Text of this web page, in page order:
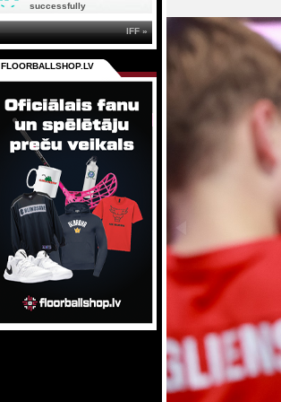
successfully
IFF »
FLOORBALLSHOP.LV